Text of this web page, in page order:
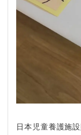
日本児童養護施